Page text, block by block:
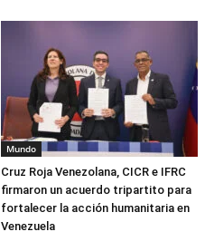
Mundo
Cruz Roja Venezolana, CICR e IFRC
firmaron un acuerdo tripartito para
fortalecer la acción humanitaria en
Venezuela